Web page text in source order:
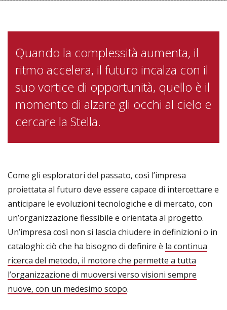
Quando la complessità aumenta, il
ritmo accelera, il futuro incalza con il
suo vortice di opportunità, quello è il
momento di alzare gli occhi al cielo e
cercare la Stella.
Come gli esploratori del passato, così l’impresa
proiettata al futuro deve essere capace di intercettare e
anticipare le evoluzioni tecnologiche e di mercato, con
un’organizzazione flessibile e orientata al progetto.
Un’impresa così non si lascia chiudere in definizioni o in
cataloghi: ciò che ha bisogno di definire è la continua
ricerca del metodo, il motore che permette a tutta
l’organizzazione di muoversi verso visioni sempre
nuove, con un medesimo scopo.